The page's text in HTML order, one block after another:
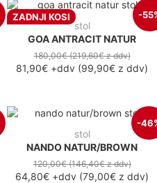
ZADNJI KOSI -
stol
GOA ANTRACIT NATUR
180,00€(219,60€z ddv)
81,90€ +ddv (99,90€ z ddv)
-
stol
NANDO NATUR/BROWN
120,00€(146,40€z ddv)
64,80€ +ddv (79,00€ z ddv)